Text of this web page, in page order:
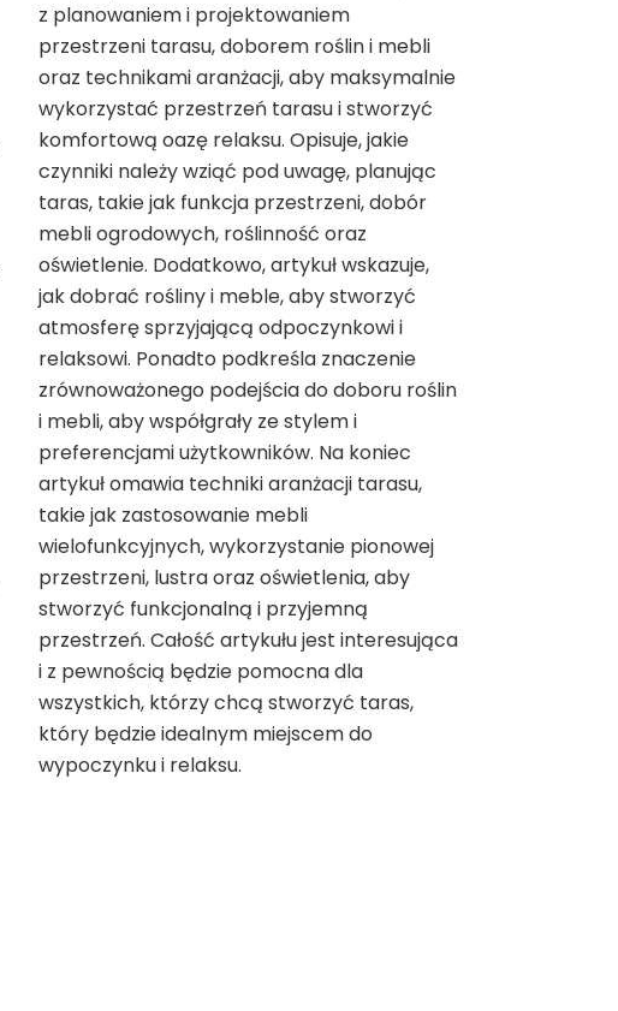
z planowaniem i projektowaniem
przestrzeni tarasu, doborem roślin i mebli
oraz technikami aranżacji, aby maksymalnie
wykorzystać przestrzeń tarasu i stworzyć
komfortową oazę relaksu. Opisuje, jakie
czynniki należy wziąć pod uwagę, planując
taras, takie jak funkcja przestrzeni, dobór
mebli ogrodowych, roślinność oraz
oświetlenie. Dodatkowo, artykuł wskazuje,
jak dobrać rośliny i meble, aby stworzyć
atmosferę sprzyjającą odpoczynkowi i
relaksowi. Ponadto podkreśla znaczenie
zrównoważonego podejścia do doboru roślin
i mebli, aby współgrały ze stylem i
preferencjami użytkowników. Na koniec
artykuł omawia techniki aranżacji tarasu,
takie jak zastosowanie mebli
wielofunkcyjnych, wykorzystanie pionowej
przestrzeni, lustra oraz oświetlenia, aby
stworzyć funkcjonalną i przyjemną
przestrzeń. Całość artykułu jest interesująca
i z pewnością będzie pomocna dla
wszystkich, którzy chcą stworzyć taras,
który będzie idealnym miejscem do
wypoczynku i relaksu.